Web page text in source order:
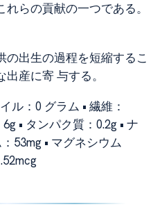
らの貢献の一つである。
の出生の過程を短縮するこ
産に寄 与する。
ル：0 グラム • 繊維：
6g • タンパク質：0.2g • ナ
53mg • マグネシウム